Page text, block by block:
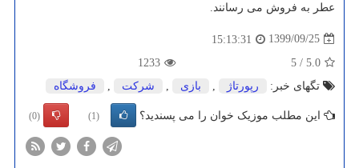
عطر به فروش می رسانند.
1399/09/25
15:13:31
5.0
/
5
1233
تگهای خبر:
رپورتاژ , بازی , شركت , فروشگاه
این مطلب موزیک خوان را می پسندید؟ (1)
(0)